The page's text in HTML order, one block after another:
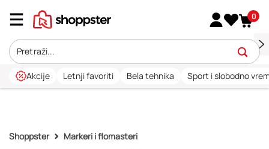
0
Akcije Letnji favoriti Bela tehnika Sport i slobodno
Shoppster Markeri i flomasteri